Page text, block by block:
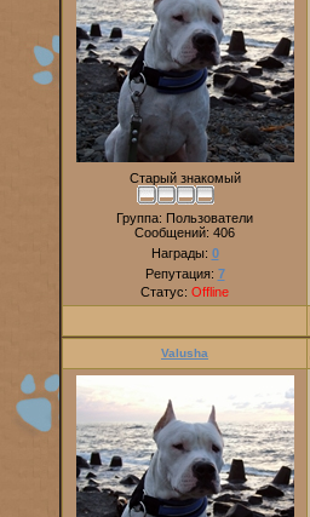
Старый знакомый
Группа: Пользователи
Сообщений: 406
Награды: 0
Репутация: 7
Статус: Offline
Valusha